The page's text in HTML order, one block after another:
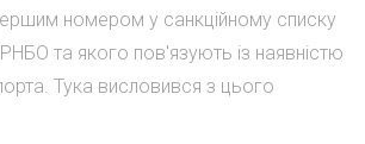
номером у санкційному списку
та якого пов'язують із наявністю
Тука висловився з цього